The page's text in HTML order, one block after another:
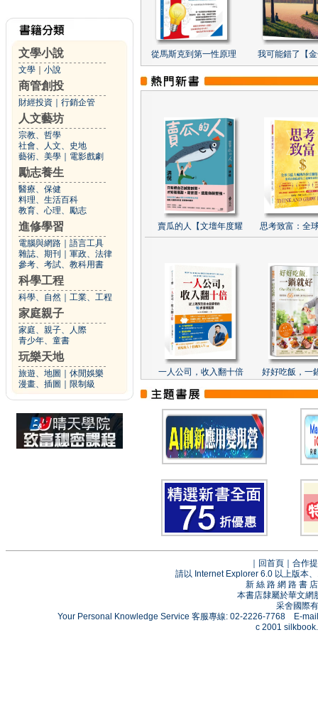
文學小說
文學 小說
商管創投
財經投資 行銷企管
人文藝坊
宗教、哲學
社會、人文、史地
藝術、美學
電影戲劇
勵志養生
醫療、保健
料理、生活百科
教育、心理、勵志
進修學習
電腦與網路
語言工具
雜誌、期刊
軍政、法律
參考、考試、教科用書
科學工程
科學、自然 工業、工程
家庭親子
家庭、親子、人際
青少年、童書
玩樂天地
旅遊、地圖
休閒娛樂
漫畫、插圖
限制級
從馬斯克到第一性原理 我可能錯了【
賣瓜的人【文壇年度耀 思考致富：全
一人公司，收入翻十倍 好好吃飯，一
回首頁
合作
請以 Internet Explorer 6.0 以上版本
新 絲 路 網 路 書
本書店隸屬於華文網
采舍國際
Your Personal Knowledge Service 客服專線: 02-2226-7768 E-
c 2001